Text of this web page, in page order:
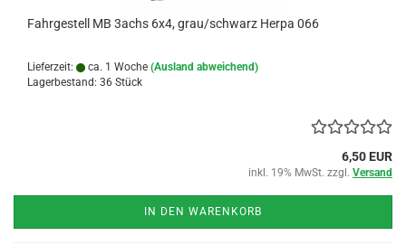
Fahrgestell MB 3achs 6x4, grau/schwarz Herpa 066
Lieferzeit: ca. 1 Woche (Ausland abweichend)
Lagerbestand: 36 Stück
6,50 EUR
inkl. 19% MwSt. zzgl. Versand
IN DEN WARENKORB